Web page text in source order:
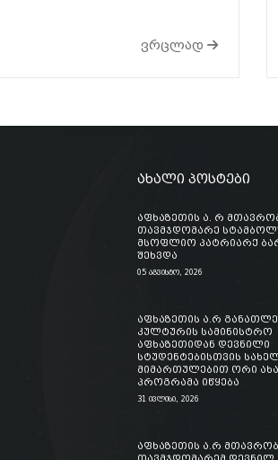
ვრცლად
ახალი პოსტები
აფხაზეთის ა. რ
თავმჯდომარე
მსოფლიო პატრიარქ
შეხვდა
05 აგვისტო, 2026
აფხაზეთის ა.რ
კულტურის სამინისტრო
აფხაზეთიდან დევნილი
სტუდენტებისთვის
მიმართულებით ორი
პროგრამა იწყება
31 ივლისი, 2026
აფხაზეთის ა.რ